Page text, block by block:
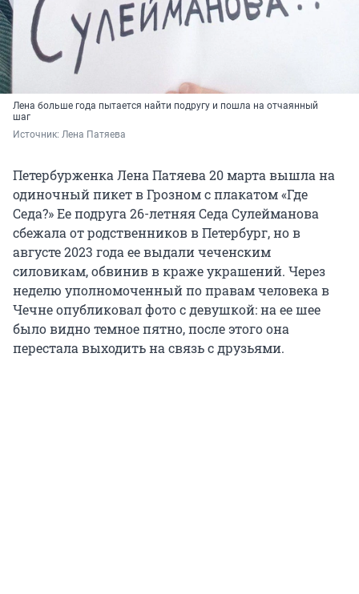
Лена больше года пытается найти подругу и пошла на отчаянный
шаг
Источник: Лена Патяева
Петербурженка Лена Патяева 20 марта вышла на
одиночный пикет в Грозном с плакатом «Где
Седа?» Ее подруга 26-летняя Седа Сулейманова
сбежала от родственников в Петербург, но в
августе 2023 года ее выдали чеченским
силовикам, обвинив в краже украшений. Через
неделю уполномоченный по правам человека в
Чечне опубликовал фото с девушкой: на ее шее
было видно темное пятно, после этого она
перестала выходить на связь с друзьями.